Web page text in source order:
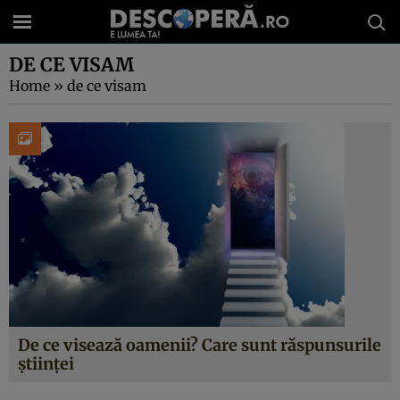
DE CE VISAM
Home » de ce visam
De ce visează oamenii? Care sunt răspunsurile
ştiinţei